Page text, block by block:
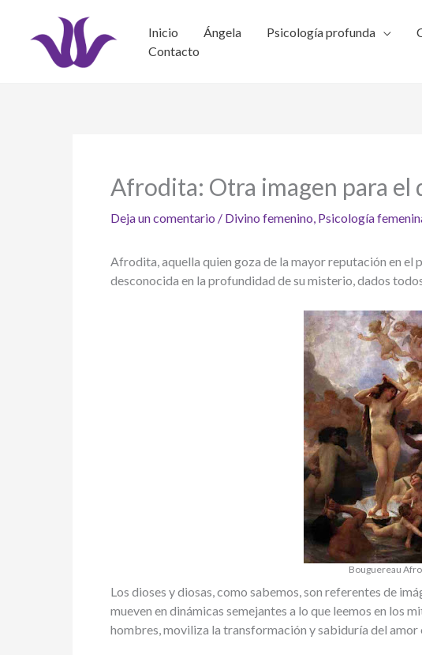
contenido
Inicio Ángela Psicología profunda
Contacto
Afrodita: Otra imagen para
Deja un comentario / Divino femenino, Psicología
Afrodita, aquella quien goza de la mayor reputación en el
desconocida en la profundidad de su misterio, dados
Bouguereau
Los dioses y diosas, como sabemos, son referentes de
mueven en dinámicas semejantes a lo que leemos en los
hombres, moviliza la transformación y sabiduría del